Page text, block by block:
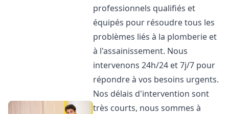
professionnels qualifiés et
équipés pour résoudre tous les
problèmes liés à la plomberie et
à l'assainissement. Nous
intervenons 24h/24 et 7j/7 pour
répondre à vos besoins urgents.
Nos délais d'intervention sont
très courts, nous sommes à